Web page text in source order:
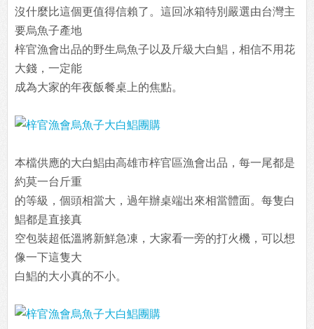
沒什麼比這個更值得信賴了。這回冰箱特別嚴選由台灣主
要烏魚子產地
梓官漁會出品的野生烏魚子以及斤級大白鯧，相信不用花
大錢，一定能
成為大家的年夜飯餐桌上的焦點。
本檔供應的大白鯧由高雄市梓官區漁會出品，每一尾都是
約莫一台斤重
的等級，個頭相當大，過年辦桌端出來相當體面。每隻白
鯧都是直接真
空包裝超低溫將新鮮急凍，大家看一旁的打火機，可以想
像一下這隻大
白鯧的大小真的不小。